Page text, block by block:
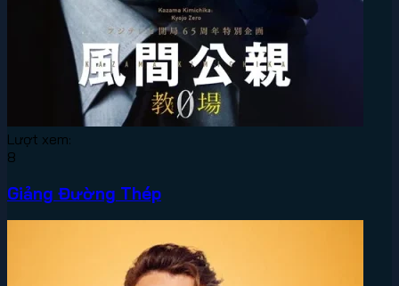
Lượt xem:
8
Giảng Đường Thép